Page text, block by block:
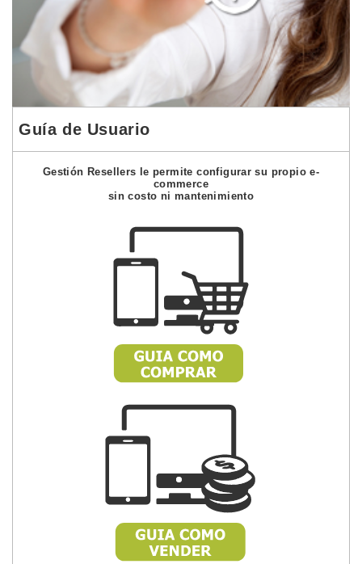
Guía de Usuario
Gestión Resellers le permite configurar su propio e-
commerce
sin costo ni mantenimiento